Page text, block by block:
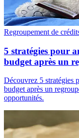
Regroupement de
5 stratégies pour
budget après un
Découvrez 5 stratégies
budget après un
opportunités.